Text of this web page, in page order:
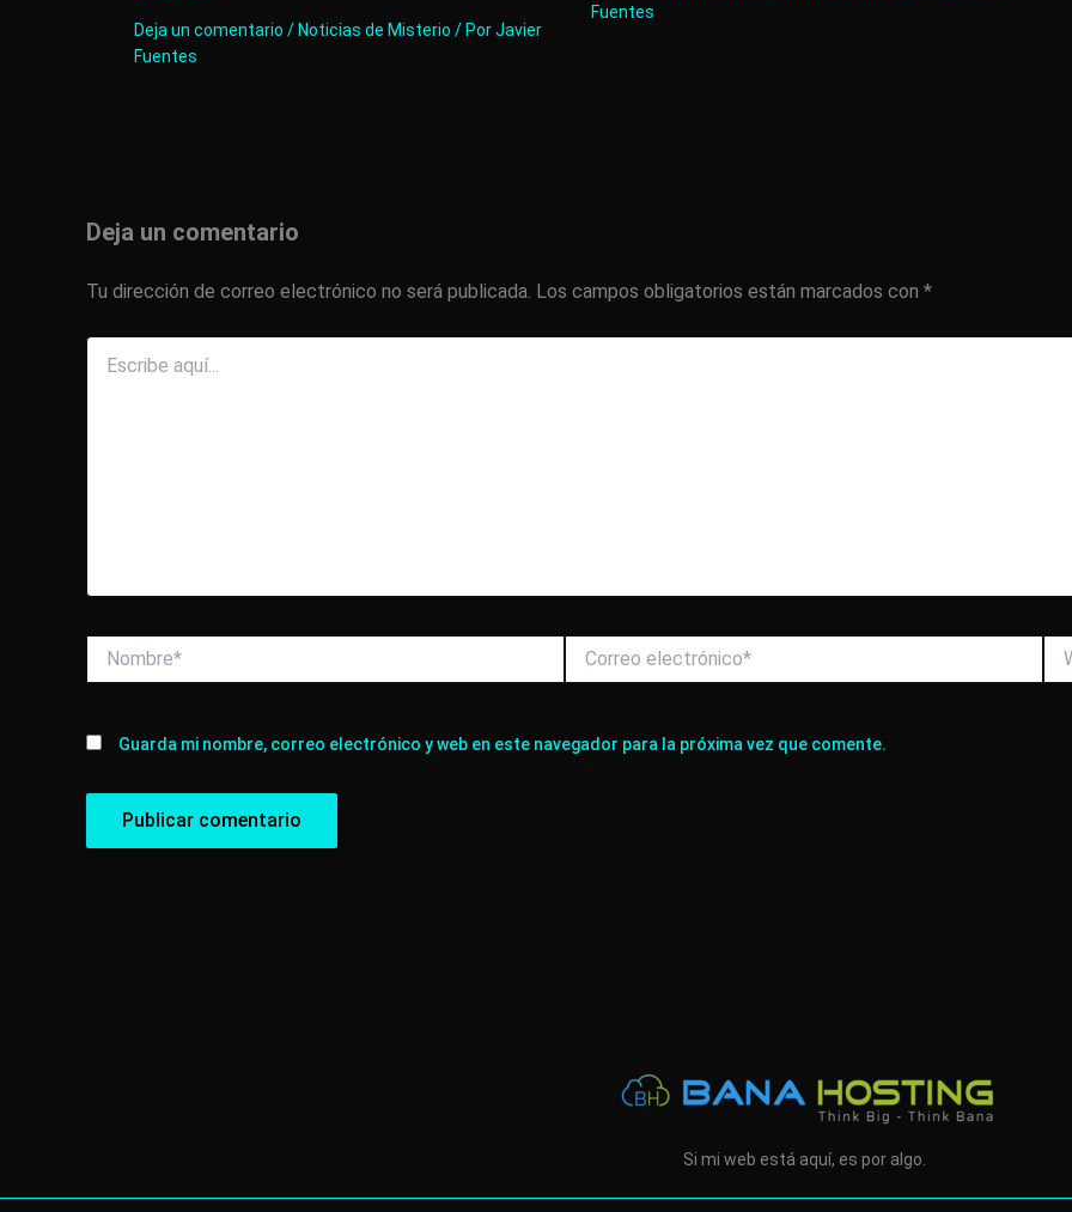
Deja un comentario / Noticias de Misterio / PorJavier
Fuentes
Fuentes
Deja un comentario
Tu dirección de correo electrónico no será publicada. Los campos obligatorios están marcados con *
Escribe
aquí...
electrónico*
Guarda mi nombre, correo electrónico y web en este navegador para la próxima vez que comente.
Si mi web está aquí, es por algo.